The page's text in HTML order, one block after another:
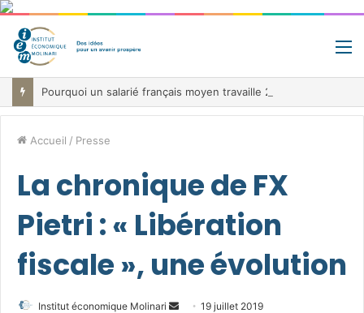
Accueil / Presse
La chronique de FX
Pietri : « Libération
fiscale », une évolution
Institut économique Molinari
Envoyer19 juillet 2019